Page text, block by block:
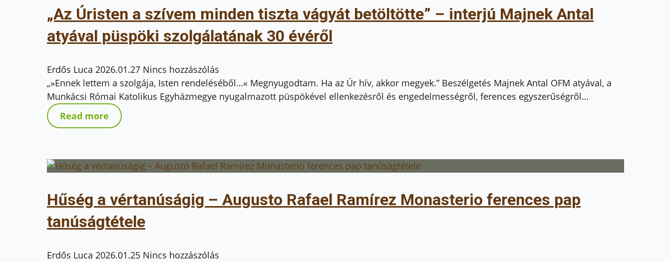
„Az Úristen a szívem minden tiszta vágyát betöltötte” – interjú Majnek Antal
atyával püspöki szolgálatának 30 évéről
Erdős Luca 2026.01.27 Nincs hozzászólás
„»Ennek lettem a szolgája, Isten rendeléséből…« Megnyugodtam. Ha az Úr hív, akkor megyek.” Beszélgetés Majnek Antal OFM atyával, a
Munkácsi Római Katolikus Egyházmegye nyugalmazott püspökével ellenkezésről és engedelmességről, ferences egyszerűségről…
Read more
Hűség a vértanúságig – Augusto Rafael Ramírez Monasterio ferences pap
tanúságtétele
Erdős Luca 2026.01.25 Nincs hozzászólás